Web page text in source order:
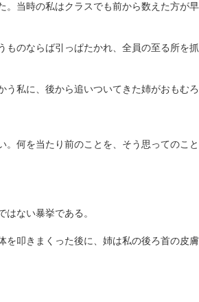
。当時の私はクラスでも前から数えた方が
ものならば引っぱたかれ、全員の至る所を
う私に、後から追いついてきた姉がおもむ
。何を当たり前のことを、そう思ってのこ
ない暴挙である。
を叩きまくった後に、姉は私の後ろ首の皮